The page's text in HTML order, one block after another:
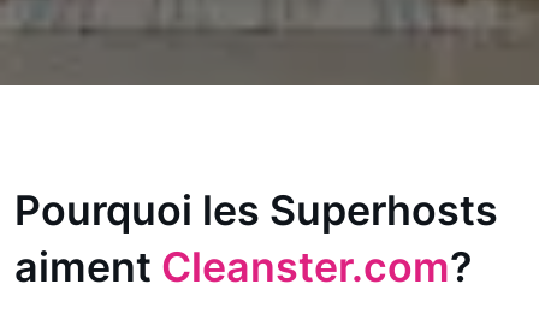
Pourquoi les Superhosts
aiment Cleanster.com?